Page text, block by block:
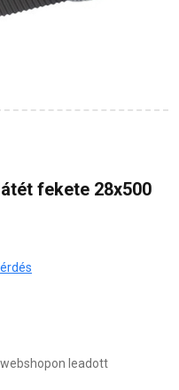
fekete 28x500
leadott